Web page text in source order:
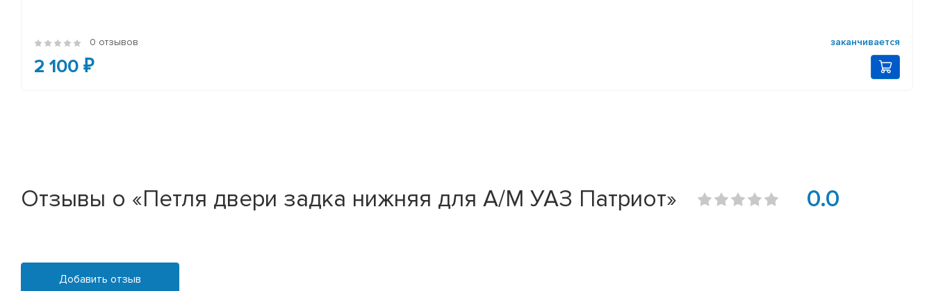
0 отзывов заканчивается
2 100 ₽
Отзывы о «Петля двери задка нижняя для А/М УАЗ Патриот» 0.0
Добавить отзыв